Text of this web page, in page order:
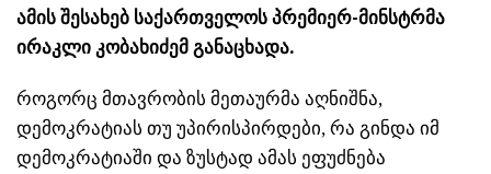
ამის შესახებ საქართველოს პრემიერ-მინსტრმა
ირაკლი კობახიძემ განაცხადა.
როგორც მთავრობის მეთაურმა აღნიშნა,
დემოკრატიას თუ უპირისპირდები, რა გინდა იმ
დემოკრატიაში და ზუსტად ამას ეფუძნება